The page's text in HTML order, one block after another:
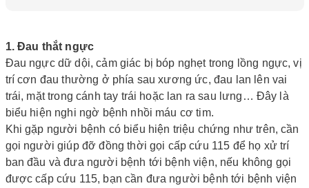
1. Đau thắt ngực
Đau ngực dữ dội, cảm giác bị bóp nghẹt trong lồng ngực, vị
trí cơn đau thường ở phía sau xương ức, đau lan lên vai
trái, mặt trong cánh tay trái hoặc lan ra sau lưng… Đây là
biểu hiện nghi ngờ bệnh nhồi máu cơ tim.
Khi gặp người bệnh có biểu hiện triệu chứng như trên, cần
gọi người giúp đỡ đồng thời gọi cấp cứu 115 để họ xử trí
ban đầu và đưa người bệnh tới bệnh viện, nếu không gọi
được cấp cứu 115, bạn cần đưa người bệnh tới bệnh viện